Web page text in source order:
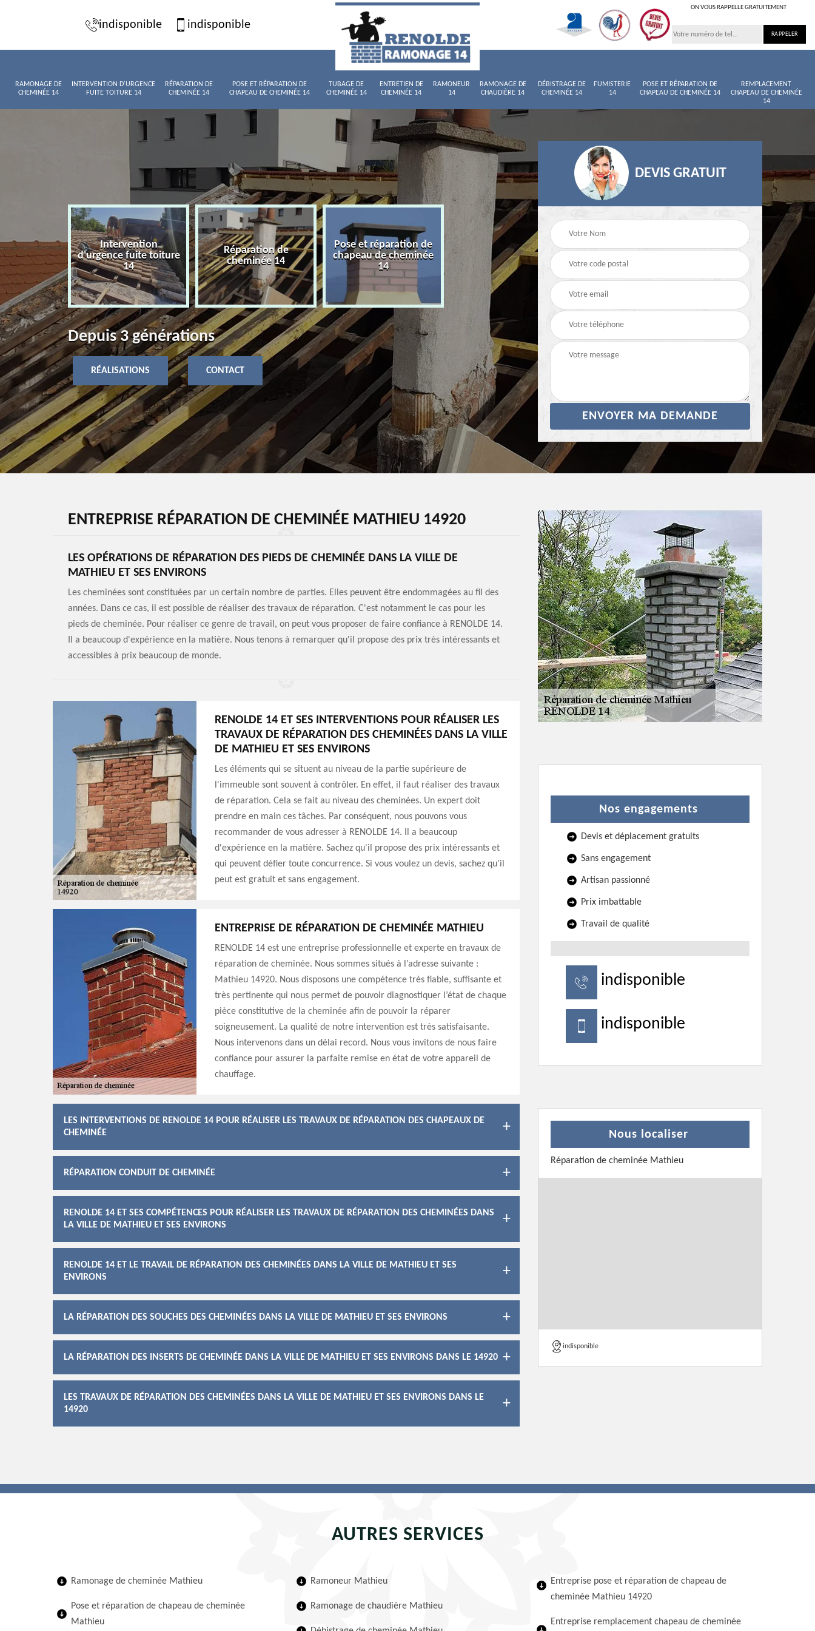
indisponible indisponible
ON VOUS RAPPELLE GRATUITEMENT
RAMONAGE DE
CHEMINÉE 14
INTERVENTION D'URGENCE
FUITE TOITURE 14
RÉPARATION DE
CHEMINÉE 14
POSE ET RÉPARATION DE
CHAPEAU DE CHEMINÉE 14
TUBAGE DE
CHEMINÉE 14
ENTRETIEN DE
CHEMINÉE 14
RAMONEUR
14
RAMONAGE DE
CHAUDIÈRE 14
DÉBISTRAGE DE
CHEMINÉE 14
FUMISTERIE
14
POSE ET RÉPARATION DE
CHAPEAU DE CHEMINÉE 14
REMPLACEMENT
CHAPEAU DE CHEMINÉE
14
de
14
Intervention
d'urgence fuite toiture
14
Réparation de
cheminée 14
Pose et réparation de
chapeau de cheminée
14
Tubage de cheminée
14
Entretien de cheminée
Ramoneur 14
Depuis 3 générations
RÉALISATIONS CONTACT
DEVIS GRATUIT
ENTREPRISE RÉPARATION DE CHEMINÉE MATHIEU 14920
LES OPÉRATIONS DE RÉPARATION DES PIEDS DE CHEMINÉE DANS LA VILLE DE
MATHIEU ET SES ENVIRONS
Les cheminées sont constituées par un certain nombre de parties. Elles peuvent être endommagées au fil des
années. Dans ce cas, il est possible de réaliser des travaux de réparation. C'est notamment le cas pour les
pieds de cheminée. Pour réaliser ce genre de travail, on peut vous proposer de faire confiance à RENOLDE 14.
Il a beaucoup d'expérience en la matière. Nous tenons à remarquer qu'il propose des prix très intéressants et
accessibles à prix beaucoup de monde.
RENOLDE 14 ET SES INTERVENTIONS POUR RÉALISER LES
TRAVAUX DE RÉPARATION DES CHEMINÉES DANS LA VILLE
DE MATHIEU ET SES ENVIRONS
Les éléments qui se situent au niveau de la partie supérieure de
l'immeuble sont souvent à contrôler. En effet, il faut réaliser des travaux
de réparation. Cela se fait au niveau des cheminées. Un expert doit
prendre en main ces tâches. Par conséquent, nous pouvons vous
recommander de vous adresser à RENOLDE 14. Il a beaucoup
d'expérience en la matière. Sachez qu'il propose des prix intéressants et
qui peuvent défier toute concurrence. Si vous voulez un devis, sachez qu'il
peut est gratuit et sans engagement.
ENTREPRISE DE RÉPARATION DE CHEMINÉE MATHIEU
RENOLDE 14 est une entreprise professionnelle et experte en travaux de
réparation de cheminée. Nous sommes situés à l’adresse suivante :
Mathieu 14920. Nous disposons une compétence très fiable, suffisante et
très pertinente qui nous permet de pouvoir diagnostiquer l’état de chaque
pièce constitutive de la cheminée afin de pouvoir la réparer
soigneusement. La qualité de notre intervention est très satisfaisante.
Nous intervenons dans un délai record. Nous vous invitons de nous faire
confiance pour assurer la parfaite remise en état de votre appareil de
chauffage.
LES INTERVENTIONS DE RENOLDE 14 POUR RÉALISER LES TRAVAUX DE RÉPARATION DES CHAPEAUX DE
CHEMINÉE
RÉPARATION CONDUIT DE CHEMINÉE
RENOLDE 14 ET SES COMPÉTENCES POUR RÉALISER LES TRAVAUX DE RÉPARATION DES CHEMINÉES DANS
LA VILLE DE MATHIEU ET SES ENVIRONS
RENOLDE 14 ET LE TRAVAIL DE RÉPARATION DES CHEMINÉES DANS LA VILLE DE MATHIEU ET SES
ENVIRONS
LA RÉPARATION DES SOUCHES DES CHEMINÉES DANS LA VILLE DE MATHIEU ET SES ENVIRONS
LA RÉPARATION DES INSERTS DE CHEMINÉE DANS LA VILLE DE MATHIEU ET SES ENVIRONS DANS LE 14920
LES TRAVAUX DE RÉPARATION DES CHEMINÉES DANS LA VILLE DE MATHIEU ET SES ENVIRONS DANS LE
14920
Nos engagements
Devis et déplacement gratuits
Sans engagement
Artisan passionné
Prix imbattable
Travail de qualité
indisponible
indisponible
Nous localiser
Réparation de cheminée Mathieu
indisponible
AUTRES SERVICES
Ramonage de cheminée Mathieu
Pose et réparation de chapeau de cheminée
Mathieu
Ramoneur Mathieu
Ramonage de chaudière Mathieu
Entreprise pose et réparation de chapeau de
cheminée Mathieu 14920
Entreprise remplacement chapeau de cheminée